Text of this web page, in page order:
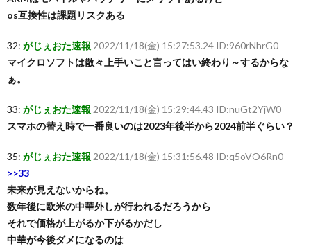
os互換性は課題リスクある
32: がじぇおた速報 2022/11/18(金) 15:27:53.24 ID:960rNhrG0
マイクロソフトは散々上手いこと言ってはい終わり～するからな
ぁ。
33: がじぇおた速報 2022/11/18(金) 15:29:44.43 ID:nuGt2YjW0
スマホの替え時で一番良いのは2023年後半から2024前半ぐらい？
35: がじぇおた速報 2022/11/18(金) 15:31:56.48 ID:q5oVO6Rn0
>>33
未来が見えないからね。
数年後に欧米の中華外しが行われるだろうから
それで価格が上がるか下がるかだし
中華が今後ダメになるのは